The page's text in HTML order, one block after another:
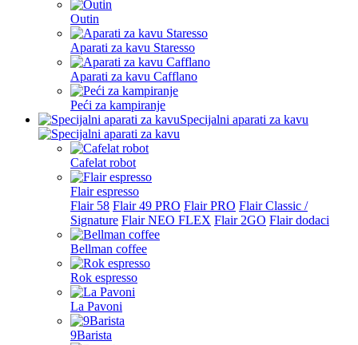
Outin
Aparati za kavu Staresso
Aparati za kavu Cafflano
Peći za kampiranje
Specijalni aparati za kavu
Cafelat robot
Flair espresso
Flair 58 Flair 49 PRO Flair PRO Flair Classic /
Signature Flair NEO FLEX Flair 2GO Flair dodaci
Bellman coffee
Rok espresso
La Pavoni
9Barista